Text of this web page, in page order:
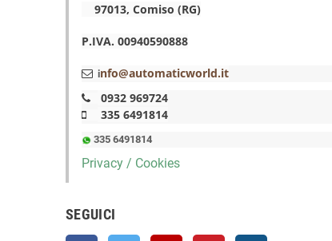
97013, Comiso (RG)
P.IVA. 00940590888
info@automaticworld.it
0932 969724
335 6491814
335 6491814
Privacy / Cookies
SEGUICI